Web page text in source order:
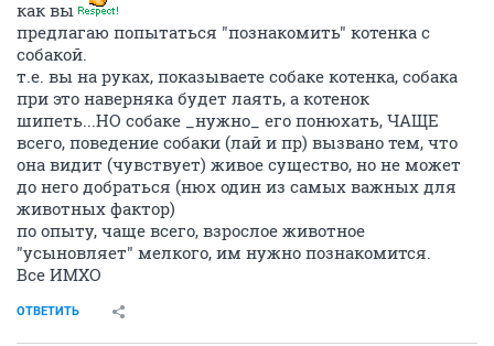
как вы
предлагаю попытаться "познакомить" котенка с
собакой.
т.е. вы на руках, показываете собаке котенка, собака
при это наверняка будет лаять, а котенок
шипеть...НО собаке _нужно_ его понюхать, ЧАЩЕ
всего, поведение собаки (лай и пр) вызвано тем, что
она видит (чувствует) живое существо, но не может
до него добраться (нюх один из самых важных для
животных фактор)
по опыту, чаще всего, взрослое животное
"усыновляет" мелкого, им нужно познакомится.
Все ИМХО
ОТВЕТИТЬ